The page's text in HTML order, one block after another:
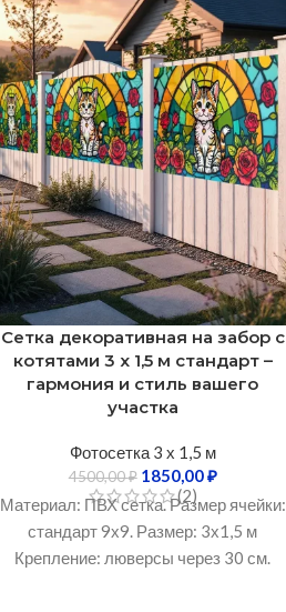
Сетка декоративная на забор с
котятами 3 х 1,5 м стандарт –
гармония и стиль вашего
участка
Фотосетка 3 х 1,5 м
4500,00₽ 1850,00₽
(2)
Материал: ПВХ сетка. Размер ячейки:
стандарт 9х9. Размер: 3х1,5 м
Крепление: люверсы через 30 см.